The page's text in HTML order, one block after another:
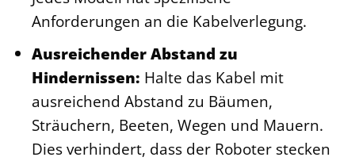
Anforderungen an die Kabelverlegung.
Ausreichender Abstand zu
Hindernissen: Halte das Kabel mit
ausreichend Abstand zu Bäumen,
Sträuchern, Beeten, Wegen und Mauern.
Dies verhindert, dass der Roboter stecken